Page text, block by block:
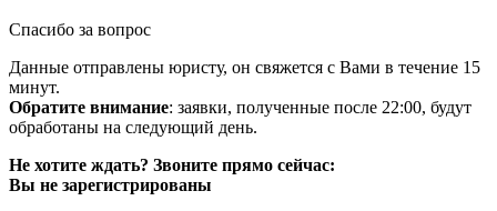
Спасибо за вопрос
Данные отправлены юристу, он свяжется с Вами в течение 15
минут.
Обратите внимание: заявки, полученные после 22:00, будут
обработаны на следующий день.
Не хотите ждать? Звоните прямо сейчас:
Вы не зарегистрированы